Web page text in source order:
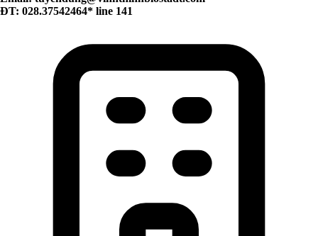
ĐT: 028.37542464* line 141